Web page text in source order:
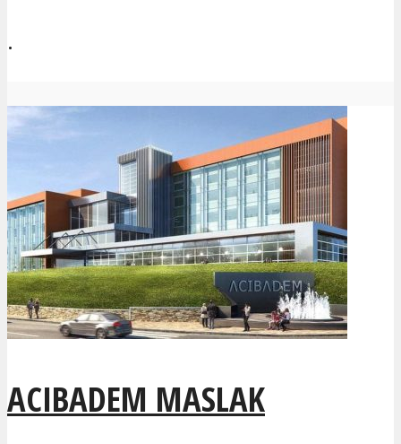
.
ACIBADEM MASLAK